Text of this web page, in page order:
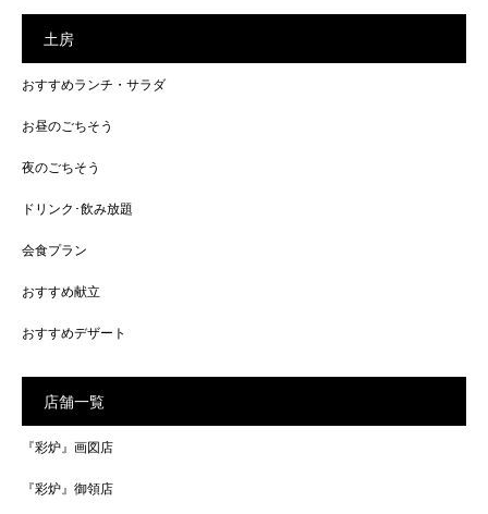
土房
おすすめランチ・サラダ
お昼のごちそう
夜のごちそう
ドリンク･飲み放題
会食プラン
おすすめ献立
おすすめデザート
店舗一覧
『彩炉』画図店
『彩炉』御領店